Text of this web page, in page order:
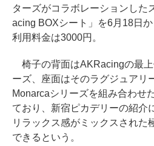
ターズがコラボレーションした
acing BOXシート」を6月18日か
利用料金は3000円。
椅子の背面はAKRacingの最上
ーズ、座面はそのラグジュアリ
Monarcaシリーズを組み合わせ
ており、新宿ピカデリーの紹介
リラックス感がミックスされた
できるという。